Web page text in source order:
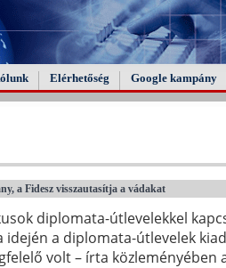
Elérhetőség Google kampány
a Fidesz visszautasítja a vádakat
diplomata-útlevelekkel
idején a diplomata-útlevelek
volt – írta közleményében